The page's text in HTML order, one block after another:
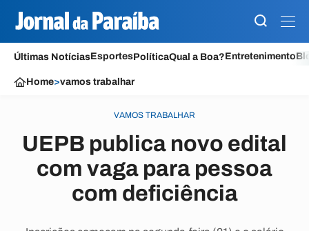
Últimas NotíciasEsportesPolíticaQual a Boa?Entretenimento
Home>vamos trabalhar
VAMOS TRABALHAR
UEPB publica novo edital
com vaga para pessoa
com deficiência